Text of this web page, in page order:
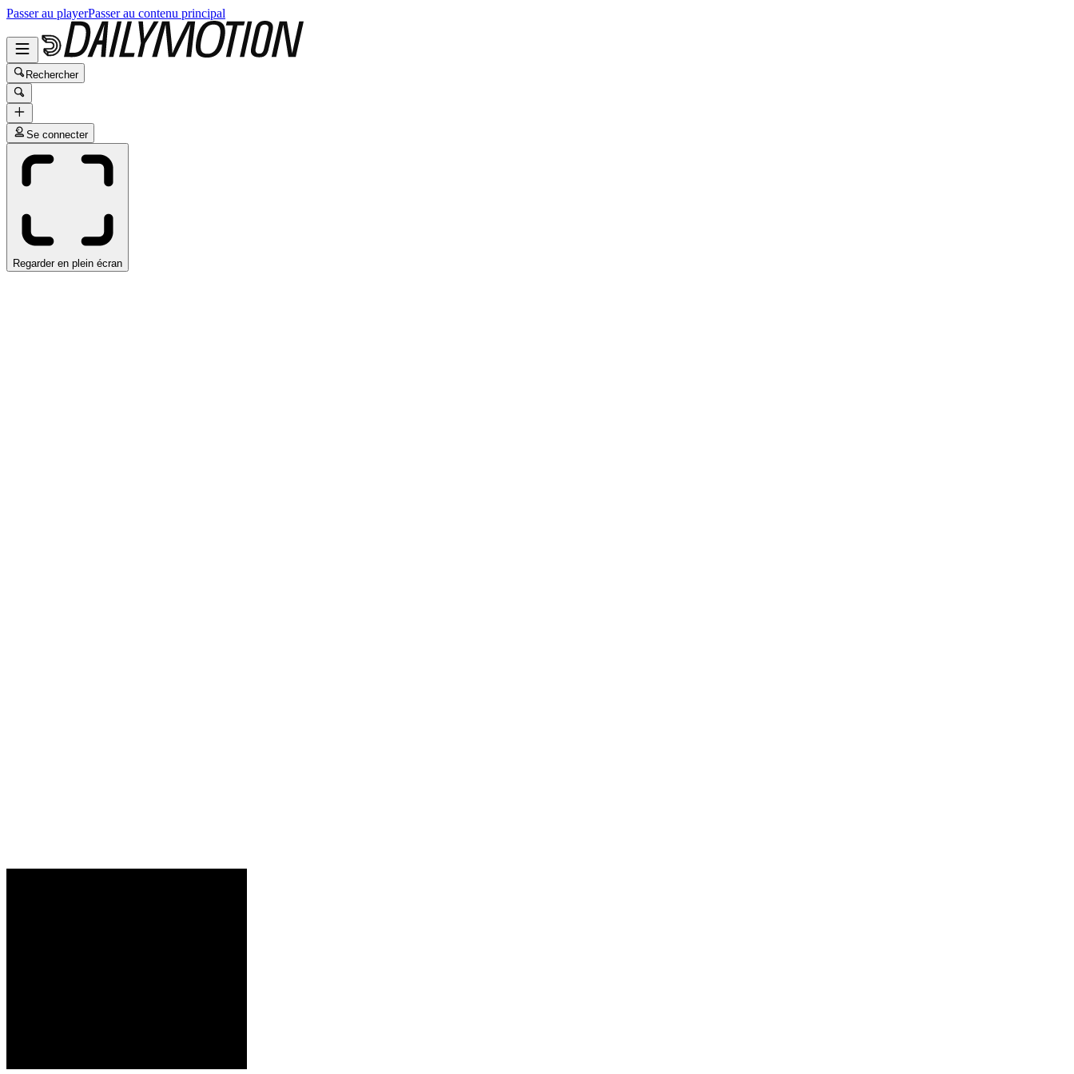
Passer au playerPasser au contenu principal
Rechercher
Se connecter
Regarder en plein écran